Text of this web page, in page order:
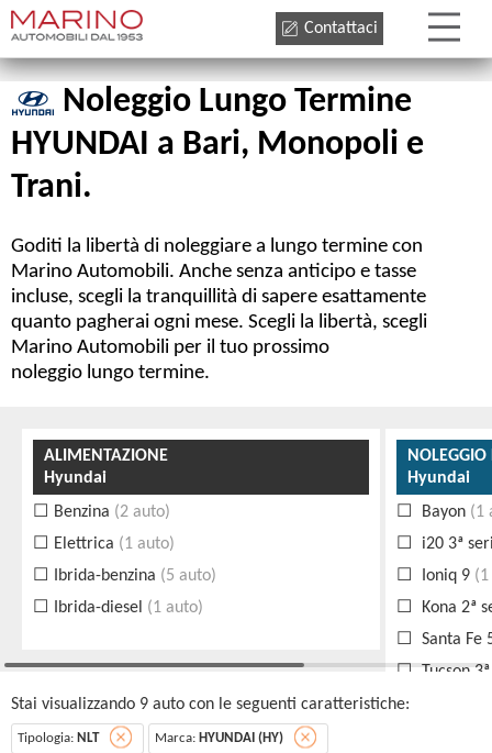
Contattaci
Noleggio Lungo Termine
HYUNDAI a Bari, Monopoli e
Trani.
Goditi la libertà di noleggiare a lungo termine con
Marino Automobili. Anche senza anticipo e tasse
incluse, scegli la tranquillità di sapere esattamente
quanto pagherai ogni mese. Scegli la libertà, scegli
Marino Automobili per il tuo prossimo
noleggio lungo termine.
ALIMENTAZIONE
Hyundai
Benzina (2 auto)
Elettrica (1 auto)
Ibrida-benzina (5 auto)
Ibrida-diesel (1 auto)
Hyundai
Bayon (1
i20 3ª
Ioniq 9
Kona 2ª
Santa Fe
Tucson
Stai visualizzando 9 auto con le seguenti caratteristiche:
Tipologia: NLT Marca: HYUNDAI (HY)